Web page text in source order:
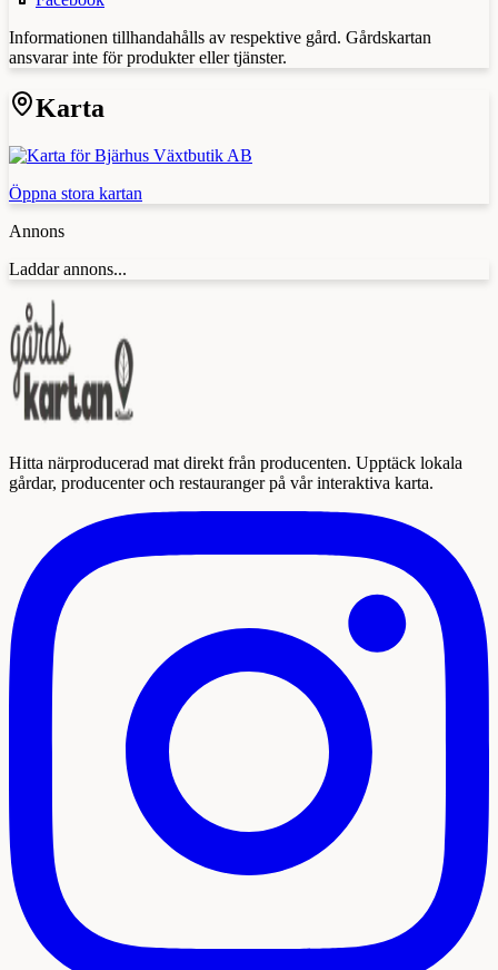
Informationen tillhandahålls av respektive gård. Gårdskartan
ansvarar inte för produkter eller tjänster.
Karta
Öppna stora kartan
Annons
Laddar annons...
Hitta närproducerad mat direkt från producenten. Upptäck lokala
gårdar, producenter och restauranger på vår interaktiva karta.